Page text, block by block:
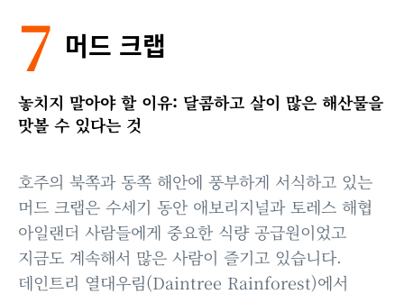
7 머드 크랩
놓치지 말아야 할 이유: 달콤하고 살이 많은 해산물을
맛볼 수 있다는 것
호주의 북쪽과 동쪽 해안에 풍부하게 서식하고 있는
머드 크랩은 수세기 동안 애보리지널과 토레스 해협
아일랜더 사람들에게 중요한 식량 공급원이었고
지금도 계속해서 많은 사람이 즐기고 있습니다.
데인트리 열대우림(Daintree Rainforest)에서